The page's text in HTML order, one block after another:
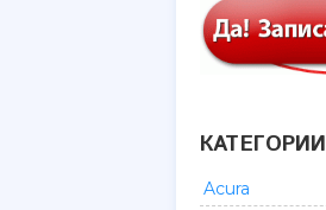
КАТЕГОРИИ
Acura